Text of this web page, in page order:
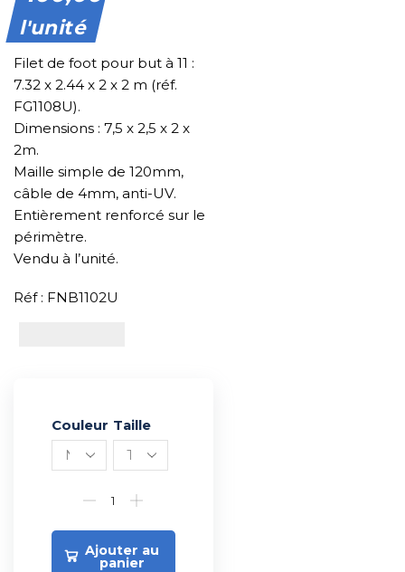
l'unité
Filet de foot pour but à 11 :
7.32 x 2.44 x 2 x 2 m (réf.
FG1108U).
Dimensions : 7,5 x 2,5 x 2 x
2m.
Maille simple de 120mm,
câble de 4mm, anti-UV.
Entièrement renforcé sur le
périmètre.
Vendu à l’unité.
Réf : FNB1102U
Couleur Taille
Ajouter au
panier
Alternative: